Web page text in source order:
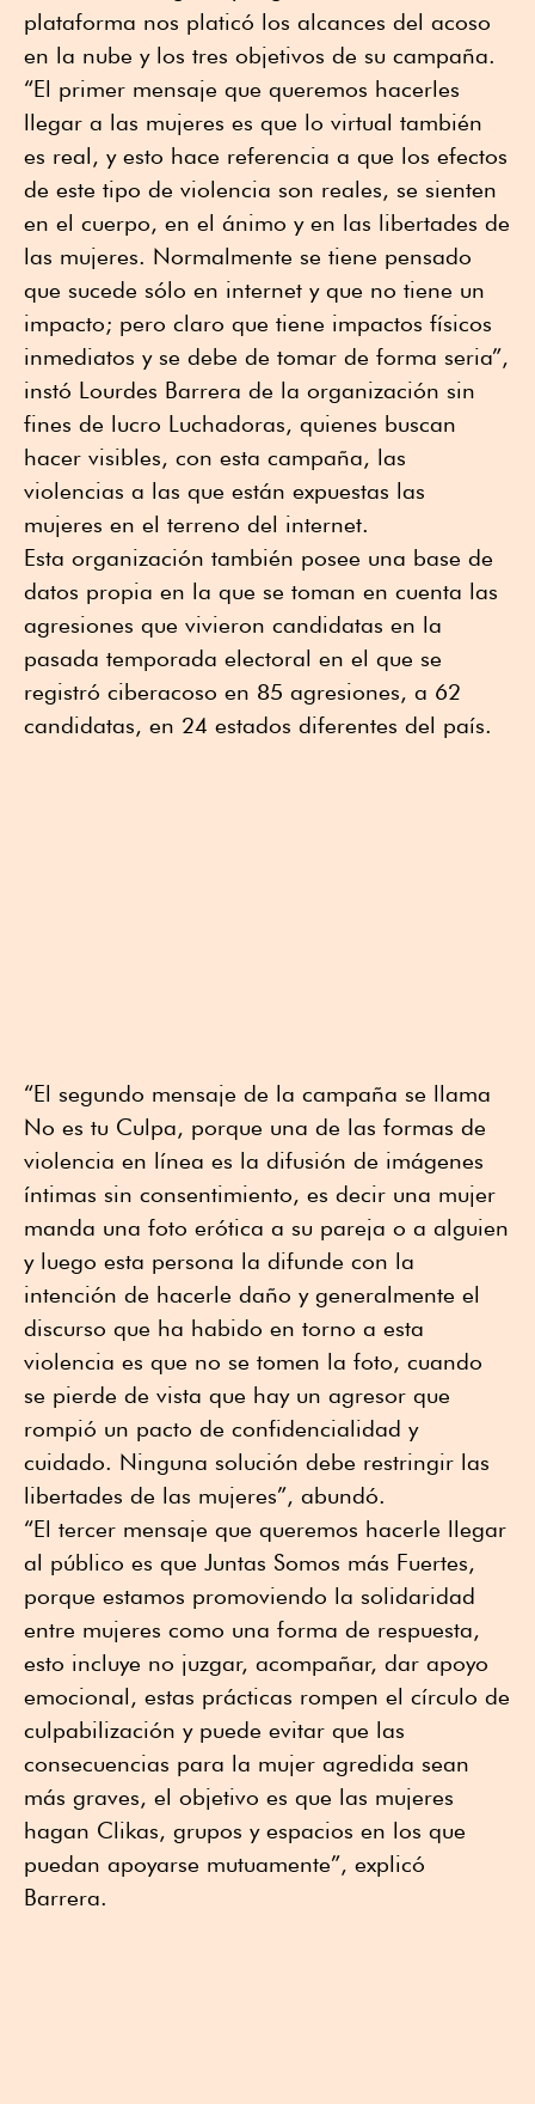
plataforma nos platicó los alcances del acoso
en la nube y los tres objetivos de su campaña.
“El primer mensaje que queremos hacerles
llegar a las mujeres es que lo virtual también
es real, y esto hace referencia a que los efectos
de este tipo de violencia son reales, se sienten
en el cuerpo, en el ánimo y en las libertades de
las mujeres. Normalmente se tiene pensado
que sucede sólo en internet y que no tiene un
impacto; pero claro que tiene impactos físicos
inmediatos y se debe de tomar de forma seria”,
instó Lourdes Barrera de la organización sin
fines de lucro Luchadoras, quienes buscan
hacer visibles, con esta campaña, las
violencias a las que están expuestas las
mujeres en el terreno del internet.
Esta organización también posee una base de
datos propia en la que se toman en cuenta las
agresiones que vivieron candidatas en la
pasada temporada electoral en el que se
registró ciberacoso en 85 agresiones, a 62
candidatas, en 24 estados diferentes del país.
“El segundo mensaje de la campaña se llama
No es tu Culpa, porque una de las formas de
violencia en línea es la difusión de imágenes
íntimas sin consentimiento, es decir una mujer
manda una foto erótica a su pareja o a alguien
y luego esta persona la difunde con la
intención de hacerle daño y generalmente el
discurso que ha habido en torno a esta
violencia es que no se tomen la foto, cuando
se pierde de vista que hay un agresor que
rompió un pacto de confidencialidad y
cuidado. Ninguna solución debe restringir las
libertades de las mujeres”, abundó.
“El tercer mensaje que queremos hacerle llegar
al público es que Juntas Somos más Fuertes,
porque estamos promoviendo la solidaridad
entre mujeres como una forma de respuesta,
esto incluye no juzgar, acompañar, dar apoyo
emocional, estas prácticas rompen el círculo de
culpabilización y puede evitar que las
consecuencias para la mujer agredida sean
más graves, el objetivo es que las mujeres
hagan Clikas, grupos y espacios en los que
puedan apoyarse mutuamente”, explicó
Barrera.